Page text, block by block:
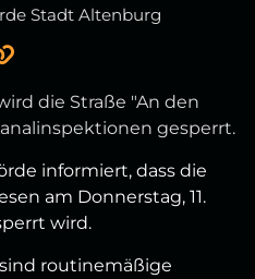
Stadt Altenburg
die Straße "An den
gesperrt.
informiert, dass die
am Donnerstag, 11.
wird.
routinemäßige